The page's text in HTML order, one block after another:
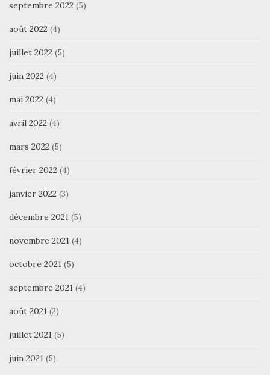
septembre 2022 (5)
août 2022 (4)
juillet 2022 (5)
juin 2022 (4)
mai 2022 (4)
avril 2022 (4)
mars 2022 (5)
février 2022 (4)
janvier 2022 (3)
décembre 2021 (5)
novembre 2021 (4)
octobre 2021 (5)
septembre 2021 (4)
août 2021 (2)
juillet 2021 (5)
juin 2021 (5)